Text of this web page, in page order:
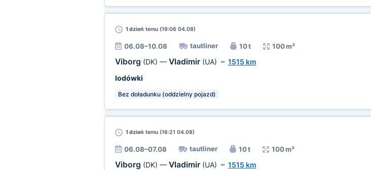
1 dzień temu (19:06 04.08)
06.08–10.08 tautliner 10 t 100 m³
Viborg (DK) — Vladimir (UA) ~ 1515 km
lodówki
Bez doładunku (oddzielny pojazd)
1 dzień temu (16:21 04.08)
06.08–07.08 tautliner 10 t 100 m³
Viborg (DK) — Vladimir (UA) ~ 1515 km